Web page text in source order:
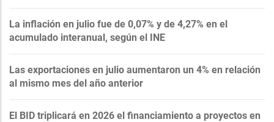
La inflación en julio fue de 0,07% y de 4,27% en el
acumulado interanual, según el INE
Las exportaciones en julio aumentaron un 4% en relación
al mismo mes del año anterior
El BID triplicará en 2026 el financiamiento a proyectos en